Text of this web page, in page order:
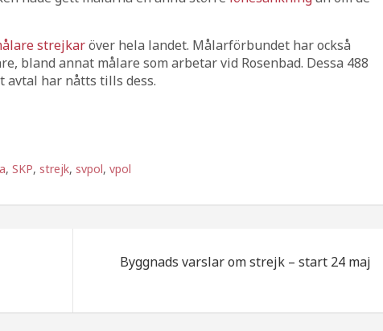
strejkaröver hela landet. Målarförbundet har också
bland annat målare som arbetar vid Rosenbad. Dessa 488
avtal har nåtts tills dess.
, SKP, strejk, svpol, vpol
Byggnads varslar om strejk – start 24 maj